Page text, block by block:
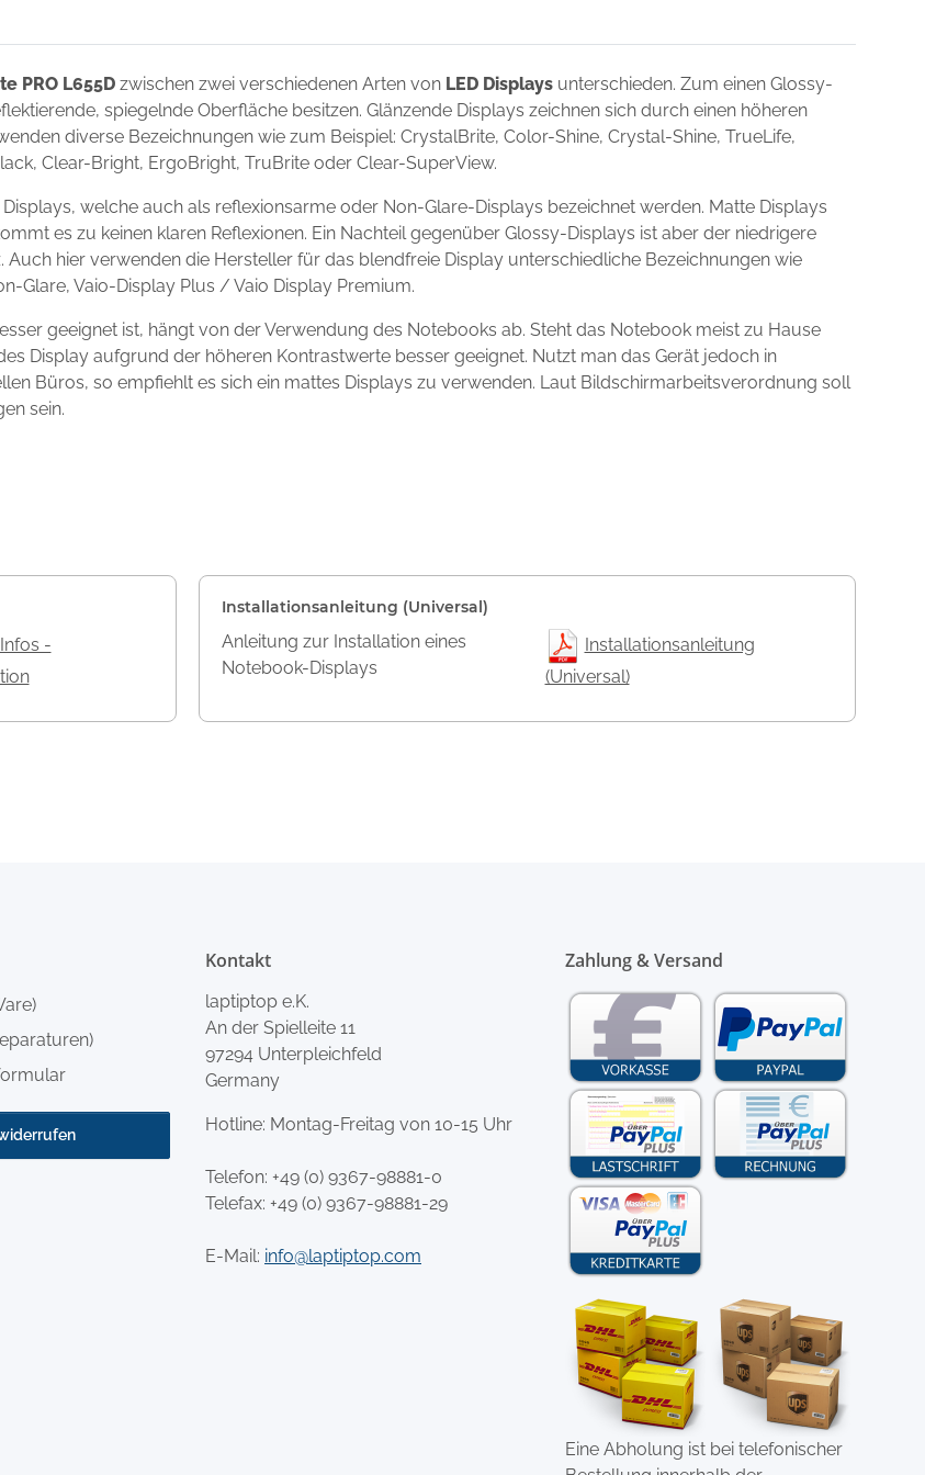
PRO L655D zwischen zwei verschiedenen Arten von LED Displays unterschieden. Zum einen Glossy-
spiegelnde Oberfläche besitzen. Glänzende Displays zeichnen sich durch einen höheren
diverse Bezeichnungen wie zum Beispiel: CrystalBrite, Color-Shine, Crystal-Shine, TrueLife,
Clear-Bright, ErgoBright, TruBrite oder Clear-SuperView.
welche auch als reflexionsarme oder Non-Glare-Displays bezeichnet werden. Matte Displays
es zu keinen klaren Reflexionen. Ein Nachteil gegenüber Glossy-Displays ist aber der niedrigere
hier verwenden die Hersteller für das blendfreie Display unterschiedliche Bezeichnungen wie
Glare, Vaio-Display Plus / Vaio Display Premium.
geeignet ist, hängt von der Verwendung des Notebooks ab. Steht das Notebook meist zu Hause
Display aufgrund der höheren Kontrastwerte besser geeignet. Nutzt man das Gerät jedoch in
Büros, so empfiehlt es sich ein mattes Displays zu verwenden. Laut Bildschirmarbeitsverordnung soll
sein.
-
Installationsanleitung (Universal)
Anleitung zur Installation eines
Notebook-Displays
Installationsanleitung
(Universal)
Kontakt
laptiptop e.K.
An der Spielleite 11
97294 Unterpleichfeld
Germany
Hotline: Montag-Freitag von 10-15 Uhr
Telefon: +49 (0) 9367-98881-0
Telefax: +49 (0) 9367-98881-29
E-Mail: info@laptiptop.com
Zahlung & Versand
Eine Abholung ist bei telefonischer